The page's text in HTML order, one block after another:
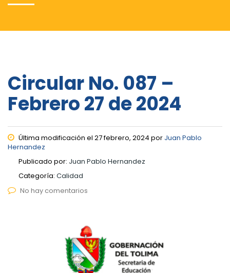
Circular No. 087 –
Febrero 27 de 2024
Última modificación el 27 febrero, 2024 por Juan Pablo
Hernandez
Publicado por: Juan Pablo Hernandez
Categoría: Calidad
No hay comentarios